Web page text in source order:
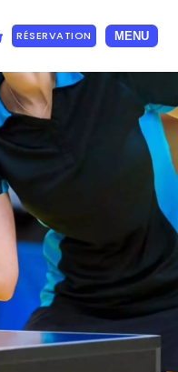
RÉSERVATION MENU